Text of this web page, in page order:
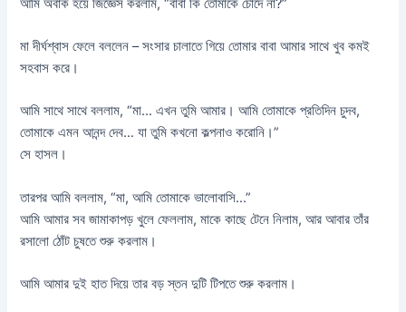
আমি অবাক হয়ে জিজ্ঞেস করলাম, “বাবা কি তোমাকে চোদে না?”
মা দীর্ঘশ্বাস ফেলে বললেন – সংসার চালাতে গিয়ে তোমার বাবা আমার সাথে খুব কমই
সহবাস করে।
আমি সাথে সাথে বললাম, “মা… এখন তুমি আমার। আমি তোমাকে প্রতিদিন চুদব,
তোমাকে এমন আনন্দ দেব… যা তুমি কখনো কল্পনাও করোনি।”
সে হাসল।
তারপর আমি বললাম, “মা, আমি তোমাকে ভালোবাসি…”
আমি আমার সব জামাকাপড় খুলে ফেললাম, মাকে কাছে টেনে নিলাম, আর আবার তাঁর
রসালো ঠোঁট চুষতে শুরু করলাম।
আমি আমার দুই হাত দিয়ে তার বড় স্তন দুটি টিপতে শুরু করলাম।